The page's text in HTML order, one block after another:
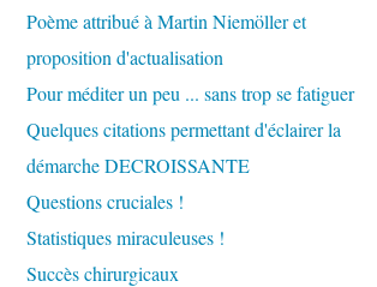
Poème attribué à Martin Niemöller et
proposition d'actualisation
Pour méditer un peu ... sans trop se fatiguer
Quelques citations permettant d'éclairer la
démarche DECROISSANTE
Questions cruciales !
Statistiques miraculeuses !
Succès chirurgicaux